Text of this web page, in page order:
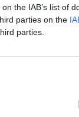
the IAB’s list of
parties on the
parties.